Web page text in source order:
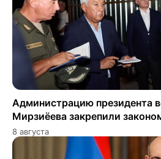
Администрацию президента
Мирзиёева закрепили
8 августа